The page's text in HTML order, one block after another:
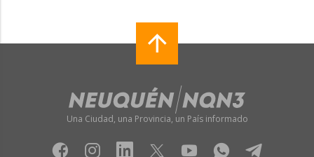
Una Ciudad, una Provincia, un País informado